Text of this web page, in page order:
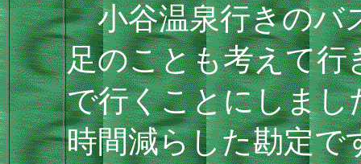
小谷温泉行きのバ
足のことも考えて行
で行くことにしまし
時間減らした勘定で